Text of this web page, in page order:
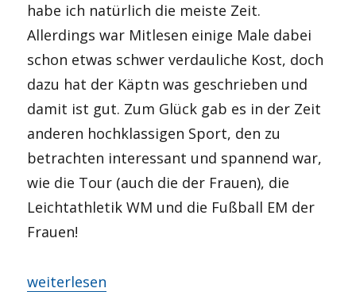
habe ich natürlich die meiste Zeit.
Allerdings war Mitlesen einige Male dabei
schon etwas schwer verdauliche Kost, doch
dazu hat der Käptn was geschrieben und
damit ist gut. Zum Glück gab es in der Zeit
anderen hochklassigen Sport, den zu
betrachten interessant und spannend war,
wie die Tour (auch die der Frauen), die
Leichtathletik WM und die Fußball EM der
Frauen!
„LIVE: #EBSBSC – Frühstart oder Fehlstart?“
weiterlesen